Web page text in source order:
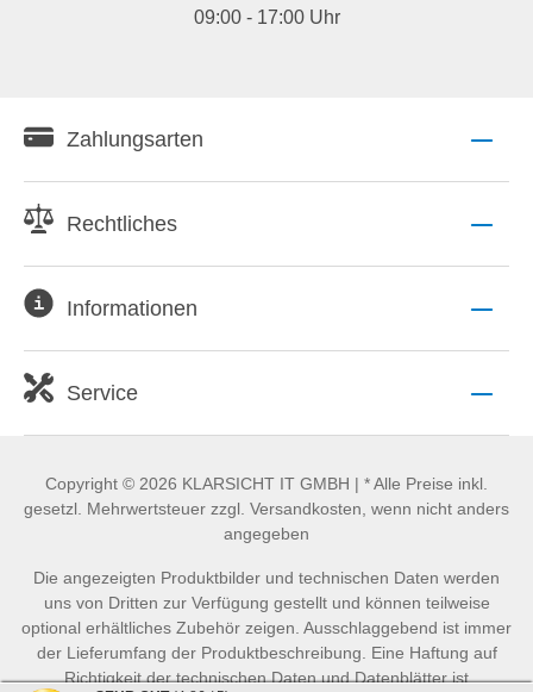
09:00 - 17:00 Uhr
Zahlungsarten
Rechtliches
Informationen
Service
Copyright © 2026 KLARSICHT IT GMBH | * Alle Preise inkl.
gesetzl. Mehrwertsteuer zzgl. Versandkosten, wenn nicht anders
angegeben
Die angezeigten Produktbilder und technischen Daten werden
uns von Dritten zur Verfügung gestellt und können teilweise
optional erhältliches Zubehör zeigen. Ausschlaggebend ist immer
der Lieferumfang der Produktbeschreibung. Eine Haftung auf
Richtigkeit der technischen Daten und Datenblätter ist